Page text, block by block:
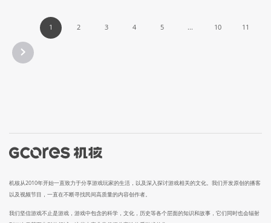
1 2 3 4 5 ... 10 11
机核从2010年开始一直致力于分享游戏玩家的生活，以及深入探讨游戏相关的文化。我们开发原创的播客
以及视频节目，一直在不断寻找民间高质量的内容创作者。
我们坚信游戏不止是游戏，游戏中包含的科学，文化，历史等各个层面的知识和故事，它们同时也会辐射